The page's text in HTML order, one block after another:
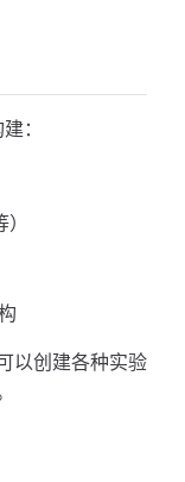
：
以创建各种实验